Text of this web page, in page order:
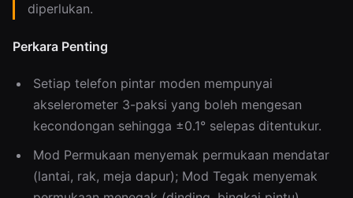
diperlukan.
Perkara Penting
Setiap telefon pintar moden mempunyai
akselerometer 3-paksi yang boleh mengesan
kecondongan sehingga ±0.1° selepas ditentukur.
Mod Permukaan menyemak permukaan mendatar
(lantai, rak, meja dapur); Mod Tegak menyemak